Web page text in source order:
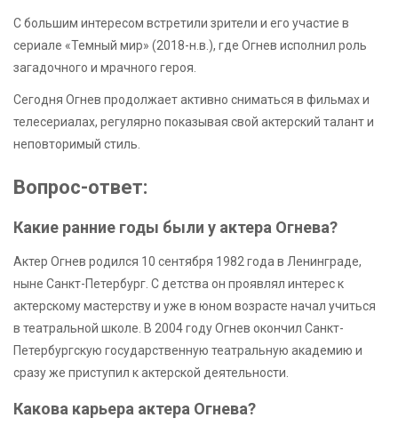
С большим интересом встретили зрители и его участие в
сериале «Темный мир» (2018-н.в.), где Огнев исполнил роль
загадочного и мрачного героя.
Сегодня Огнев продолжает активно сниматься в фильмах и
телесериалах, регулярно показывая свой актерский талант и
неповторимый стиль.
Вопрос-ответ:
Какие ранние годы были у актера Огнева?
Актер Огнев родился 10 сентября 1982 года в Ленинграде,
ныне Санкт-Петербург. С детства он проявлял интерес к
актерскому мастерству и уже в юном возрасте начал учиться
в театральной школе. В 2004 году Огнев окончил Санкт-
Петербургскую государственную театральную академию и
сразу же приступил к актерской деятельности.
Какова карьера актера Огнева?